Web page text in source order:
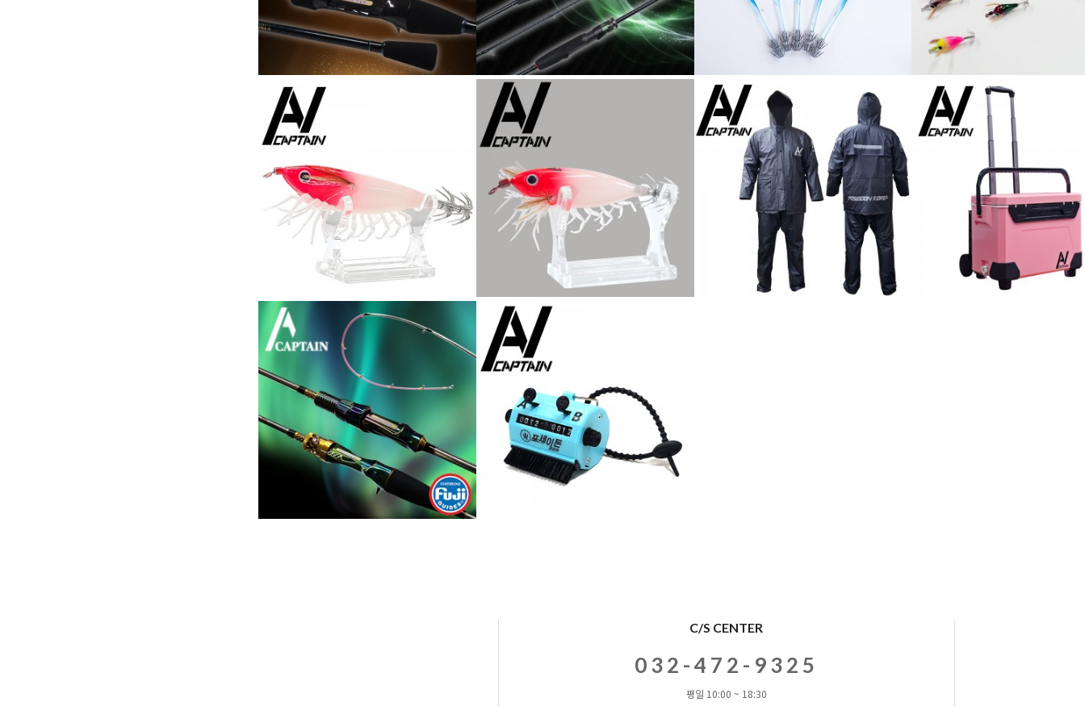
C/S CENTER
032-472-9325
평일 10:00 ~ 18:30